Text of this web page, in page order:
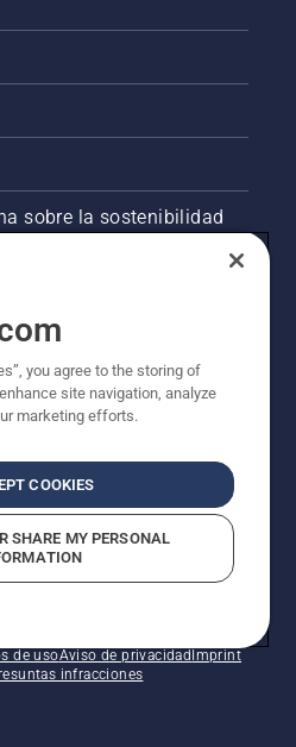
sobre la sostenibilidad
Todos los derechos
de usoAviso de privacidad Imprint
infracciones
you agree to the storing of
site navigation, analyze
marketing efforts.
COOKIES
SHARE MY PERSONAL